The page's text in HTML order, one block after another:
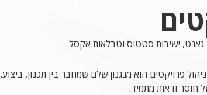
גאנט, ישיבות סטטוס וטבלאות אקסל.
פרויקטים הוא מנגנון שלם שמחבר בין תכנון,
חוסר ודאות מתמיד.